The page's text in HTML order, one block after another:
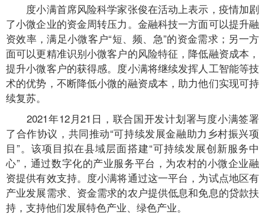
度小满首席风险科学家张俊在活动上表示，疫情加剧
了小微企业的资金周转压力。金融科技一方面可以提升融
资效率，满足小微客户“短、频、急”的资金需求；另一方
面可以更精准识别小微客户的风险特征，降低融资成本，
提升小微客户的获得感。度小满将继续发挥人工智能等技
术的优势，不断降低小微的融资成本，助力他们实现可持
续复苏。
2021年12月21日，联合国开发计划署与度小满签署
了合作协议，共同推动“可持续发展金融助力乡村振兴项
目”。该项目拟在县域层面搭建“可持续发展创新服务中
心”，通过数字化的产业服务平台，为农村的小微企业融
资提供有效支持。度小满将通过这一平台，为试点地区有
产业发展需求、资金需求的农户提供低息和免息的贷款扶
持，支持他们发展特色产业、绿色产业。